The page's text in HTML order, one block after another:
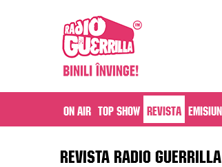
On air Top Show Revista Emisiuni
REVISTA RADIO GUERRILLA